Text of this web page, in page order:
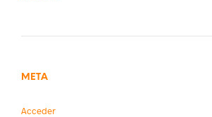
META
Acceder